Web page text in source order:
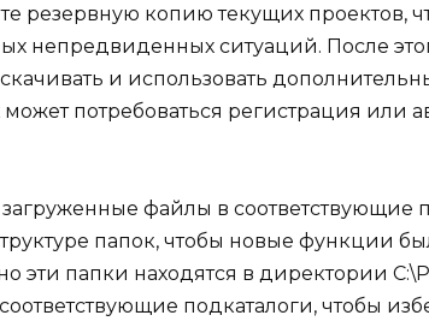
резервную копию текущих проектов,
непредвиденных ситуаций. После
скачивать и использовать
может потребоваться регистрация или
загруженные файлы в
папок, чтобы новые функции
эти папки находятся в директории
подкаталоги, чтобы